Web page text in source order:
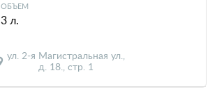
ОБЪЕМ
3 л.
ул. 2-я Магистральная ул.,
д. 18., стр. 1